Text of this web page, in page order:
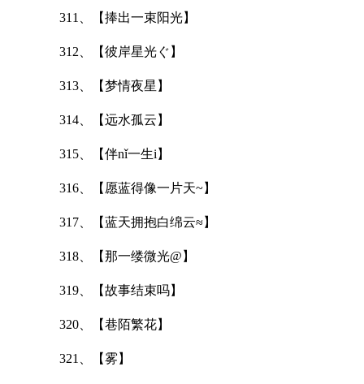
311、【捧出一束阳光】
312、【彼岸星光ぐ】
313、【梦情夜星】
314、【远水孤云】
315、【伴nǐ一生i】
316、【愿蓝得像一片天~】
317、【蓝天拥抱白绵云≈】
318、【那一缕微光@】
319、【故事结束吗】
320、【巷陌繁花】
321、【雾】